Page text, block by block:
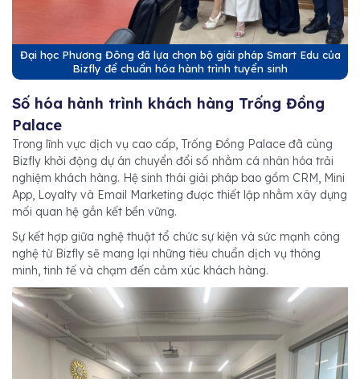
Đại học Phương Đông đã lựa chọn bộ giải pháp Smart Edu của
Bizfly để chuẩn hóa hành trình tuyển sinh
Số hóa hành trình khách hàng Trống Đồng
Palace
Trong lĩnh vực dịch vụ cao cấp, Trống Đồng Palace đã cùng
Bizfly khởi động dự án chuyển đổi số nhằm cá nhân hóa trải
nghiệm khách hàng. Hệ sinh thái giải pháp bao gồm CRM, Mini
App, Loyalty và Email Marketing được thiết lập nhằm xây dựng
mối quan hệ gắn kết bền vững.
Sự kết hợp giữa nghệ thuật tổ chức sự kiện và sức mạnh công
nghệ từ Bizfly sẽ mang lại những tiêu chuẩn dịch vụ thông
minh, tinh tế và chạm đến cảm xúc khách hàng.